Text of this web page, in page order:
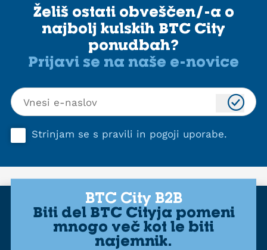
Želiš ostati obveščen/-a o
najbolj kulskih BTC City
ponudbah?
Prijavi se na naše e-novice
Strinjam se s pravili in pogoji uporabe.
BTC City B2B
Biti del BTC Cityja pomeni
mnogo več kot le biti
najemnik.